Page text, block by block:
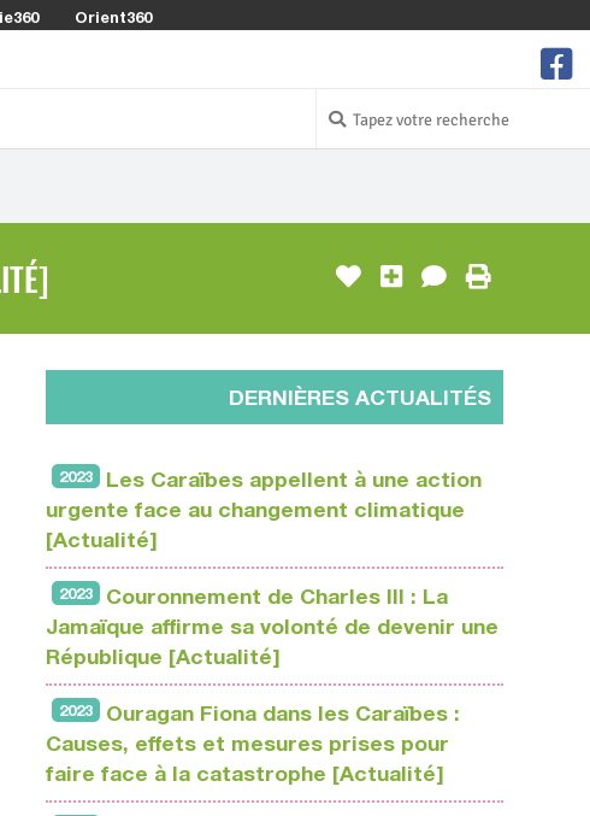
Orient360
DERNIÈRES ACTUALITÉS
2023
Les Caraïbes appellent à une action
urgente face au changement climatique
[Actualité]
2023
Couronnement de Charles III : La
Jamaïque affirme sa volonté de devenir une
République [Actualité]
2023
Ouragan Fiona dans les Caraïbes :
Causes, effets et mesures prises pour
faire face à la catastrophe [Actualité]